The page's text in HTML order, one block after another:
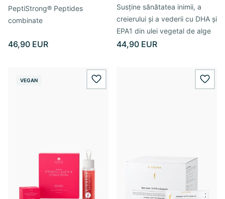
PeptiStrong® Peptides
combinate
46,90 EUR
Susține sănătatea inimii, a
creierului și a vederii cu DHA și
EPA1 din ulei vegetal de alge
44,90 EUR
VEGAN wishlist.add